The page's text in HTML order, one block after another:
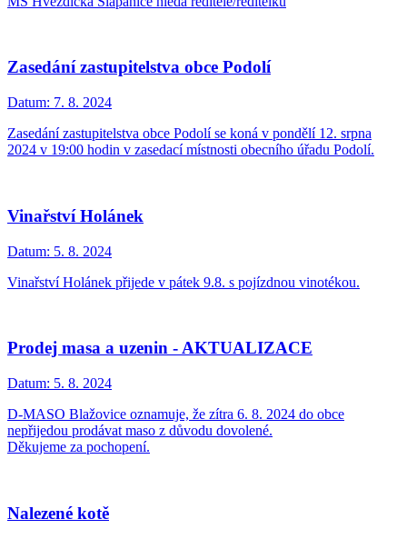
Zasedání zastupitelstva obce Podolí
Datum: 7. 8. 2024
Zasedání zastupitelstva obce Podolí se koná v pondělí 12. srpna
2024 v 19:00 hodin v zasedací místnosti obecního úřadu Podolí.
Vinařství Holánek
Datum: 5. 8. 2024
Vinařství Holánek přijede v pátek 9.8. s pojízdnou vinotékou.
Prodej masa a uzenin - AKTUALIZACE
Datum: 5. 8. 2024
D-MASO Blažovice oznamuje, že zítra 6. 8. 2024 do obce
nepřijedou prodávat maso z důvodu dovolené.
Děkujeme za pochopení.
Nalezené kotě